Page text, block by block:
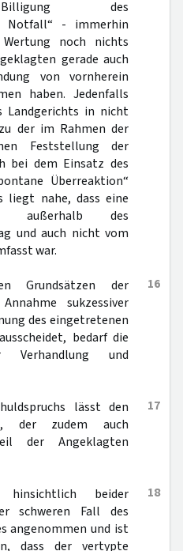
Billigung des
Notfall“ - immerhin
noch nichts
gerade auch
von vornherein
haben. Jedenfalls
Landgerichts in nicht
der im Rahmen der
Feststellung der
bei dem Einsatz des
Überreaktion“
liegt nahe, dass eine
außerhalb des
und auch nicht vom
war.
16
Grundsätzen der
sukzessiver
des eingetretenen
bedarf die
Verhandlung und
17
lässt den
der zudem auch
der Angeklagten
18
beider
schweren Fall des
angenommen und ist
dass der vertypte